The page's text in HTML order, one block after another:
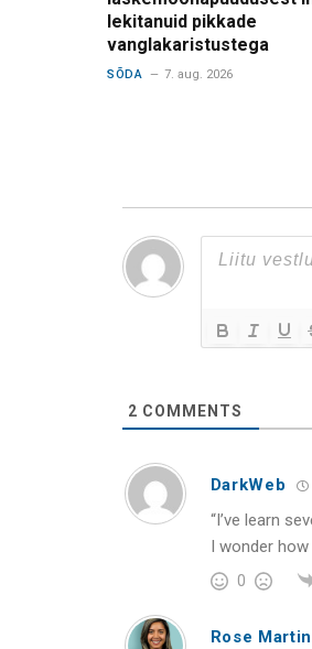
lekitanuid pikkade
vanglakaristustega
SÕDA 7. aug. 2026
2 COMMENTS
DarkWeb
“I’ve learn
I wonder
0
Rose